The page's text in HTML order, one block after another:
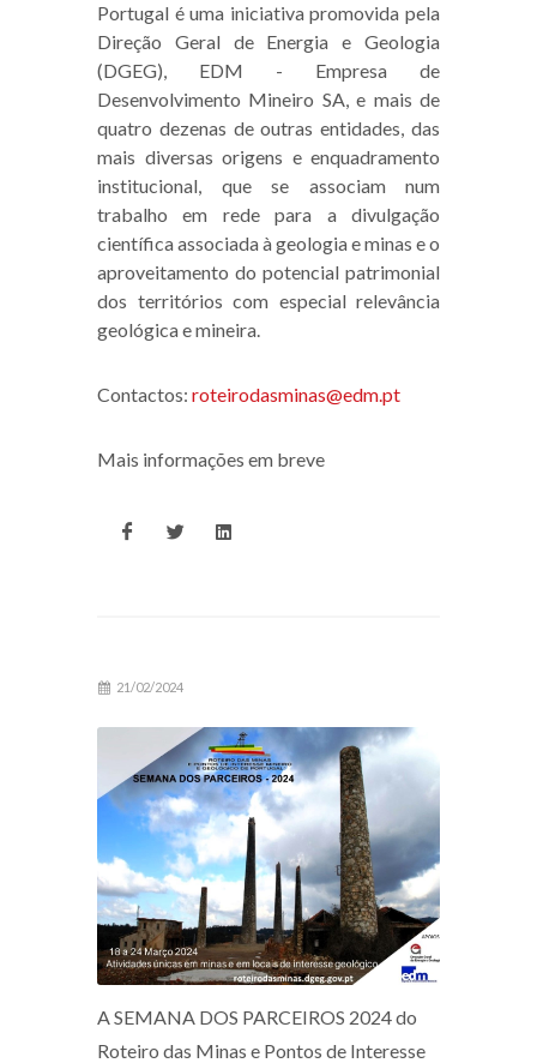
Portugal é uma iniciativa promovida pela
Direção Geral de Energia e Geologia
(DGEG), EDM - Empresa de
Desenvolvimento Mineiro SA, e mais de
quatro dezenas de outras entidades, das
mais diversas origens e enquadramento
institucional, que se associam num
trabalho em rede para a divulgação
científica associada à geologia e minas e o
aproveitamento do potencial patrimonial
dos territórios com especial relevância
geológica e mineira.
Contactos: roteirodasminas@edm.pt
Mais informações em breve
21/02/2024
A SEMANA DOS PARCEIROS 2024 do
Roteiro das Minas e Pontos de Interesse